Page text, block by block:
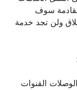
سوف
ولن تجد خدمة
القنوات